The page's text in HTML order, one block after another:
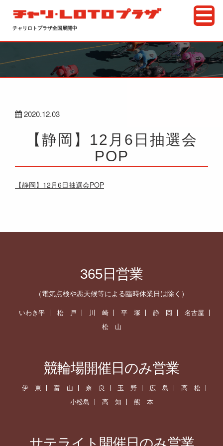
チャリロトプラザ全国展開中
2020.12.03
【静岡】12月6日抽選会
POP
【静岡】12月6日抽選会POP
365日営業
（電気点検や悪天候等による臨時休業日は除く）
いわき平 松 戸 川 崎 平 塚 静 岡
名古屋
松 山
競輪場開催日のみ営業
伊 東 富 山 奈 良 玉 野 広 島
高 松
小松島
高 知 熊 本